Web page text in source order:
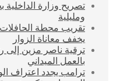
تصريح وزارة الداخلية
ومليلية
تقريب محطة الحافلات
يخفف معاناة الزوار
ترقية ناصر مزين إلى
بالعمل الميداني
ترامب يجدد اعتراف